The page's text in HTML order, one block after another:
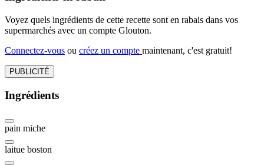
Voyez quels ingrédients de cette recette sont en rabais dans vos
supermarchés avec un compte Glouton.
Connectez-vous ou créez un compte maintenant, c'est gratuit!
PUBLICITÉ
Ingrédients
pain miche
laitue boston